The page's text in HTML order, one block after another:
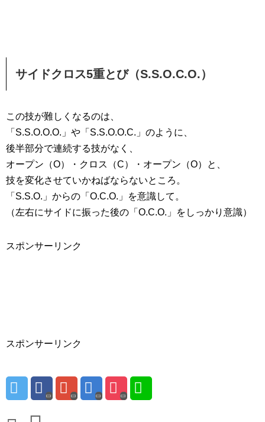
サイドクロス5重とび（S.S.O.C.O.）
この技が難しくなるのは、
「S.S.O.O.O.」や「S.S.O.O.C.」のように、
後半部分で連続する技がなく、
オープン（O）・クロス（C）・オープン（O）と、
技を変化させていかねばならないところ。
「S.S.O.」からの「O.C.O.」を意識して。
（左右にサイドに振った後の「O.C.O.」をしっかり意識）
スポンサーリンク
スポンサーリンク